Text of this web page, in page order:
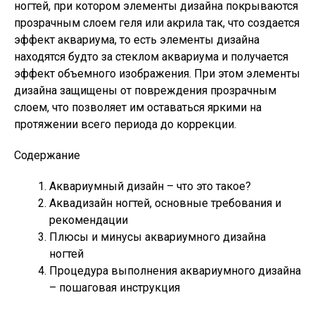
ногтей, при котором элементы дизайна покрываются
прозрачным слоем геля или акрила так, что создается
эффект аквариума, то есть элементы дизайна
находятся будто за стеклом аквариума и получается
эффект объемного изображения. При этом элементы
дизайна защищены от повреждения прозрачным
слоем, что позволяет им оставаться яркими на
протяжении всего периода до коррекции.
Содержание
Аквариумный дизайн – что это такое?
Аквадизайн ногтей, основные требования и
рекомендации
Плюсы и минусы аквариумного дизайна
ногтей
Процедура выполнения аквариумного дизайна
– пошаговая инструкция